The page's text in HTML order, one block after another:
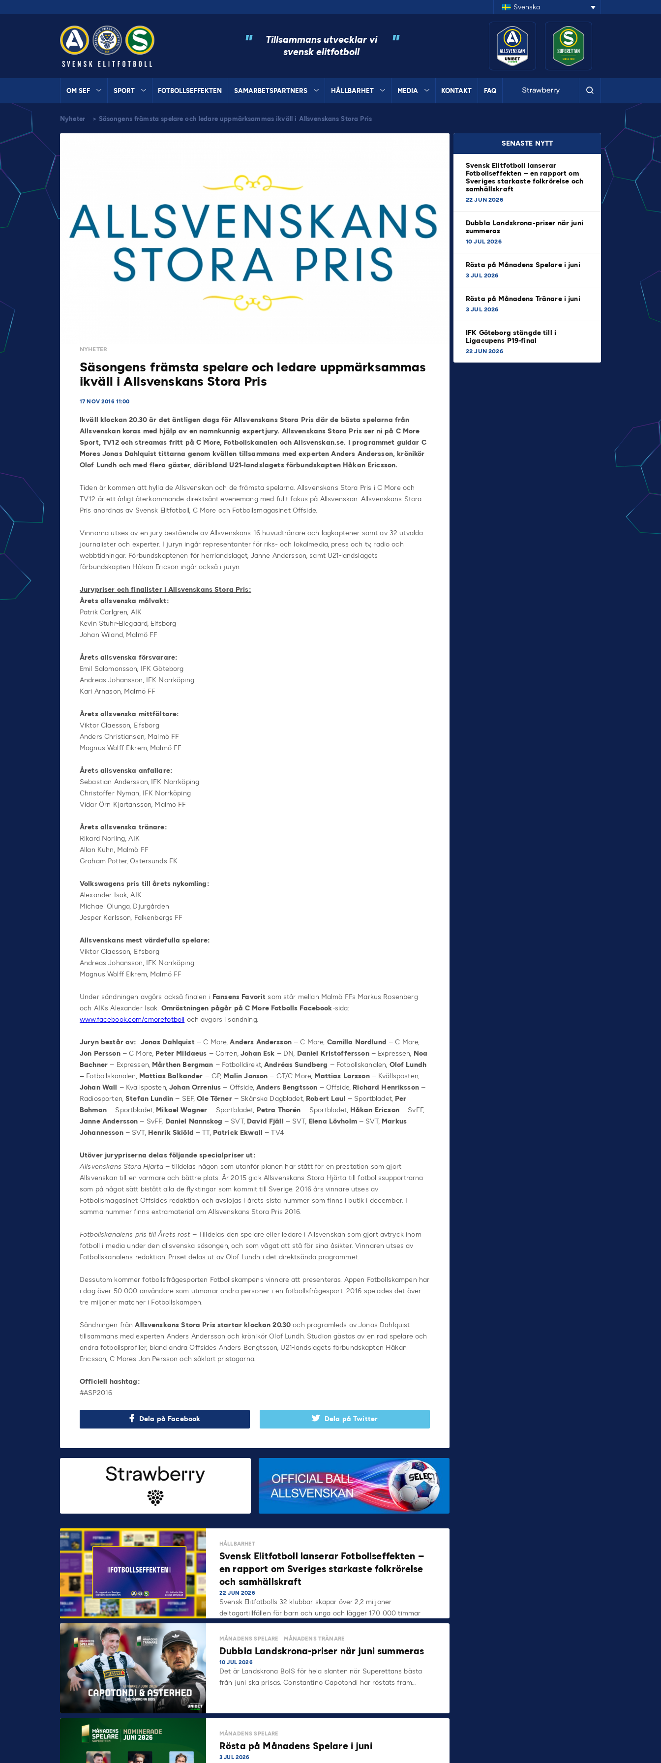
Svenska
"
Tillsammans utvecklar vi
svensk elitfotboll
"
OM SEF SPORT FOTBOLLSEFFEKTEN SAMARBETSPARTNERS HÅLLBARHET MEDIA KONTAKT FAQ
Nyheter > Säsongens främsta spelare och ledare uppmärksammas ikväll i Allsvenskans Stora Pris
NYHETER
Säsongens främsta spelare och ledare uppmärksammas
ikväll i Allsvenskans Stora Pris
17 NOV 2016 11:00
Ikväll klockan 20.30 är det äntligen dags för Allsvenskans Stora Pris där de bästa spelarna från
Allsvenskan koras med hjälp av en namnkunnig expertjury. Allsvenskans Stora Pris ser ni på C More
Sport, TV12 och streamas fritt på C More, Fotbollskanalen och Allsvenskan.se. I programmet guidar C
Mores Jonas Dahlquist tittarna genom kvällen tillsammans med experten Anders Andersson, krönikör
Olof Lundh och med flera gäster, däribland U21-landslagets förbundskapten Håkan Ericsson.
Tiden är kommen att hylla de Allsvenskan och de främsta spelarna. Allsvenskans Stora Pris i C More och
TV12 är ett årligt återkommande direktsänt evenemang med fullt fokus på Allsvenskan. Allsvenskans Stora
Pris anordnas av Svensk Elitfotboll, C More och Fotbollsmagasinet Offside.
Vinnarna utses av en jury bestående av Allsvenskans 16 huvudtränare och lagkaptener samt av 32 utvalda
journalister och experter. I juryn ingår representanter för riks- och lokalmedia, press och tv, radio och
webbtidningar. Förbundskaptenen för herrlandslaget, Janne Andersson, samt U21-landslagets
förbundskapten Håkan Ericson ingår också i juryn.
Jurypriser och finalister i Allsvenskans Stora Pris:
Årets allsvenska målvakt:
Patrik Carlgren, AIK
Kevin Stuhr-Ellegaard, Elfsborg
Johan Wiland, Malmö FF
Årets allsvenska försvarare:
Emil Salomonsson, IFK Göteborg
Andreas Johansson, IFK Norrköping
Kari Arnason, Malmö FF
Årets allsvenska mittfältare:
Viktor Claesson, Elfsborg
Anders Christiansen, Malmö FF
Magnus Wolff Eikrem, Malmö FF
Årets allsvenska anfallare:
Sebastian Andersson, IFK Norrköping
Christoffer Nyman, IFK Norrköping
Vidar Örn Kjartansson, Malmö FF
Årets allsvenska tränare:
Rikard Norling, AIK
Allan Kuhn, Malmö FF
Graham Potter, Östersunds FK
Volkswagens pris till årets nykomling:
Alexander Isak, AIK
Michael Olunga, Djurgården
Jesper Karlsson, Falkenbergs FF
Allsvenskans mest värdefulla spelare:
Viktor Claesson, Elfsborg
Andreas Johansson, IFK Norrköping
Magnus Wolff Eikrem, Malmö FF
Under sändningen avgörs också finalen i Fansens Favorit som står mellan Malmö FFs Markus Rosenberg
och AIKs Alexander Isak. Omröstningen pågår på C More Fotbolls Facebook-sida:
www.facebook.com/cmorefotboll och avgörs i sändning.
Juryn består av: Jonas Dahlquist– C More,Anders Andersson– C More, Camilla Nordlund – C More,
Jon Persson– C More, Peter Mildaeus – Corren,Johan Esk – DN, Daniel Kristoffersson– Expressen, Noa
Bachner – Expressen, Mårthen Bergman – Fotbolldirekt,Andréas Sundberg – Fotbollskanalen, Olof Lundh
– Fotbollskanalen, Mattias Balkander – GP, Malin Jonson – GT/C More, Mattias Larsson– Kvällsposten,
Johan Wall – Kvällsposten,Johan Orrenius – Offside, Anders Bengtsson – Offside, Richard Henriksson–
Radiosporten,Stefan Lundin – SEF,Ole Törner– Skånska Dagbladet, Robert Laul – Sportbladet, Per
Bohman– Sportbladet, Mikael Wagner – Sportbladet, Petra Thorén – Sportbladet, Håkan Ericson– SvFF,
Janne Andersson – SvFF, Daniel Nannskog – SVT, David Fjäll – SVT, Elena Lövholm– SVT, Markus
Johannesson– SVT, Henrik Skiöld – TT, Patrick Ekwall – TV4
Utöver jurypriserna delas följande specialpriser ut:
Allsvenskans Stora Hjärta– tilldelas någon som utanför planen har stått för en prestation som gjort
Allsvenskan till en varmare och bättre plats. År 2015 gick Allsvenskans Stora Hjärta till fotbollssupportrarna
som på något sätt bistått alla de flyktingar som kommit till Sverige. 2016 års vinnare utses av
Fotbollsmagasinet Offsides redaktion och avslöjas i årets sista nummer som finns i butik i december. I
samma nummer finns extramaterial om Allsvenskans Stora Pris 2016.
Fotbollskanalens pris till Årets röst– Tilldelas den spelare eller ledare i Allsvenskan som gjort avtryck inom
fotboll i media under den allsvenska säsongen, och som vågat att stå för sina åsikter. Vinnaren utses av
Fotbollskanalens redaktion. Priset delas ut av Olof Lundh i det direktsända programmet.
Dessutom kommer fotbollsfrågesporten Fotbollskampens vinnare att presenteras. Appen Fotbollskampen har
i dag över 50 000 användare som utmanar andra personer i en fotbollsfrågesport. 2016 spelades det över
tre miljoner matcher i Fotbollskampen.
Sändningen frånAllsvenskans Stora Pris startar klockan 20.30och programleds av Jonas Dahlquist
tillsammans med experten Anders Andersson och krönikör Olof Lundh. Studion gästas av en rad spelare och
andra fotbollsprofiler, bland andra Offsides Anders Bengtsson, U21-landslagets förbundskapten Håkan
Ericsson, C Mores Jon Persson och såklart pristagarna.
Officiell hashtag:
#ASP2016
Dela på Facebook Dela på Twitter
SENASTE NYTT
Svensk Elitfotboll lanserar
Fotbollseffekten – en rapport om
Sveriges starkaste folkrörelse och
samhällskraft
22 JUN 2026
Dubbla Landskrona-priser när juni
summeras
10 JUL 2026
Rösta på Månadens Spelare i juni
3 JUL 2026
Rösta på Månadens Tränare i juni
3 JUL 2026
IFK Göteborg stängde till i
Ligacupens P19-final
22 JUN 2026
HÅLLBARHET
Svensk Elitfotboll lanserar Fotbollseffekten –
en rapport om Sveriges starkaste folkrörelse
och samhällskraft
22 JUN 2026
Svensk Elitfotbolls 32 klubbar skapar över 2,2 miljoner
deltagartillfällen för barn och unga och lägger 170 000 timmar
på…
MÅNADENS SPELARE MÅNADENS TRÄNARE
Dubbla Landskrona-priser när juni summeras
10 JUL 2026
Det är Landskrona BoIS för hela slanten när Superettans bästa
från juni ska prisas. Constantino Capotondi har röstats fram…
MÅNADENS SPELARE
Rösta på Månadens Spelare i juni
3 JUL 2026